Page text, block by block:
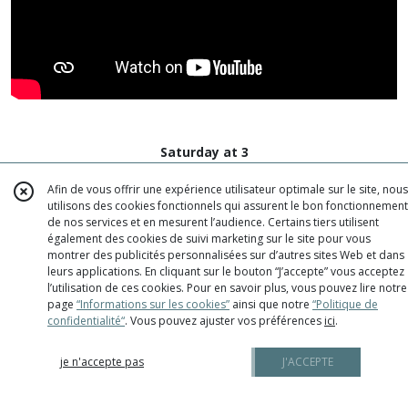
Saturday at 3
Le Dimanche à 15 heures. Paroles Eric
Brannay.
Adaptation en anglais : Ian Borthwick - Eric
Brannay
In a circle, for the chorus, arms gripping each other's shoulders
to form the greatest scrum of all -the scrum of friendship-
together they sing of rugby
Saturday afternoon.
Rugby's old changing room
Sprigs rapping on concrete
Afin de vous offrir une expérience utilisateur optimale sur le site, nous
utilisons des cookies fonctionnels qui assurent le bon fonctionnement
de nos services et en mesurent l’audience. Certains tiers utilisent
également des cookies de suivi marketing sur le site pour vous
montrer des publicités personnalisées sur d’autres sites Web et dans
leurs applications. En cliquant sur le bouton “J’accepte” vous acceptez
l’utilisation de ces cookies. Pour en savoir plus, vous pouvez lire notre
page “Informations sur les cookies” ainsi que notre “Politique de
confidentialité“. Vous pouvez ajuster vos préférences ici.
je n'accepte pas J'ACCEPTE